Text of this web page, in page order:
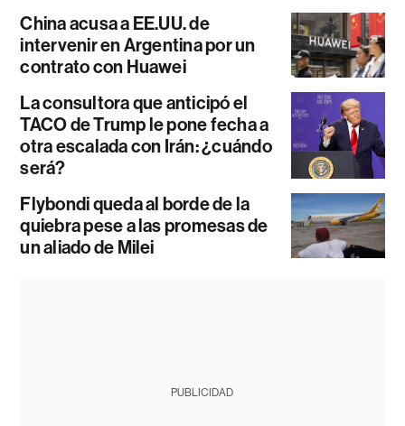
China acusa a EE.UU. de
intervenir en Argentina por un
contrato con Huawei
La consultora que anticipó el
TACO de Trump le pone fecha a
otra escalada con Irán: ¿cuándo
será?
Flybondi queda al borde de la
quiebra pese a las promesas de
un aliado de Milei
PUBLICIDAD